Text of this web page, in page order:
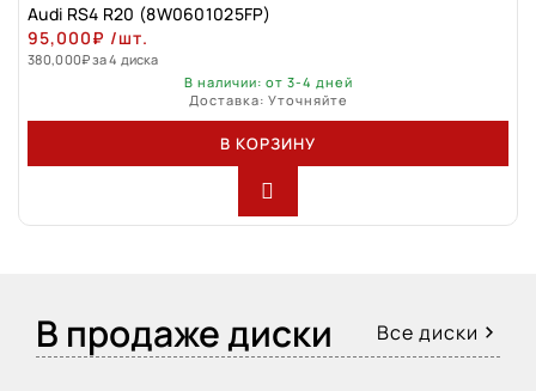
Audi RS4 R20 (8W0601025FP)
95,000₽ /шт.
380,000₽за 4 диска
В наличии: от 3-4 дней
Доставка: Уточняйте
В КОРЗИНУ
В продаже диски Все диски